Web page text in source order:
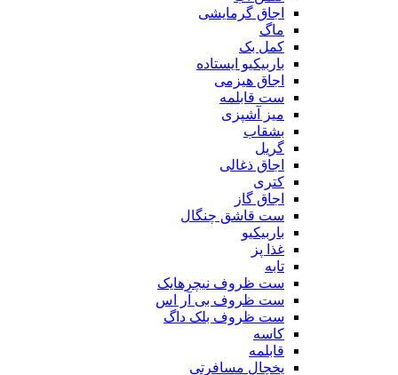
اجاق گرمایشی
ماگ
کمل بک
باربیکیو ایستاده
اجاق هیزمی
ست قابلمه
میز آشپزی
بشقاب
گریل
اجاق ذغالی
کتری
اجاق گاز
ست قاشق چنگال
باربیکیو
غذا پز
تابه
ست ظروف نیچرهایک
ست ظروف بی آر اس
ست ظروف بلک داگ
کاسه
قابلمه
یخچال مسافرتی